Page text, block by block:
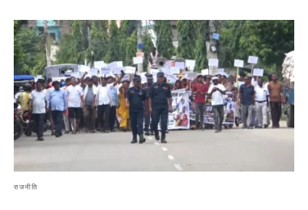
राजनीति